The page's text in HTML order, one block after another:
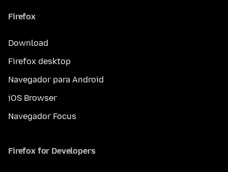
Firefox
Download
Firefox desktop
Navegador para Android
iOS Browser
Navegador Focus
Firefox for Developers